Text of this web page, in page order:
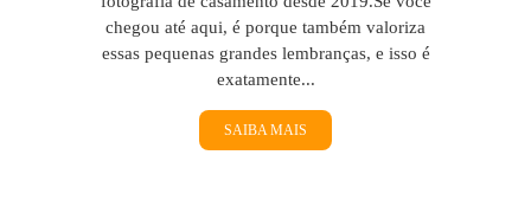
chegou até aqui, é porque também valoriza
essas pequenas grandes lembranças, e isso é
exatamente...
SAIBA MAIS